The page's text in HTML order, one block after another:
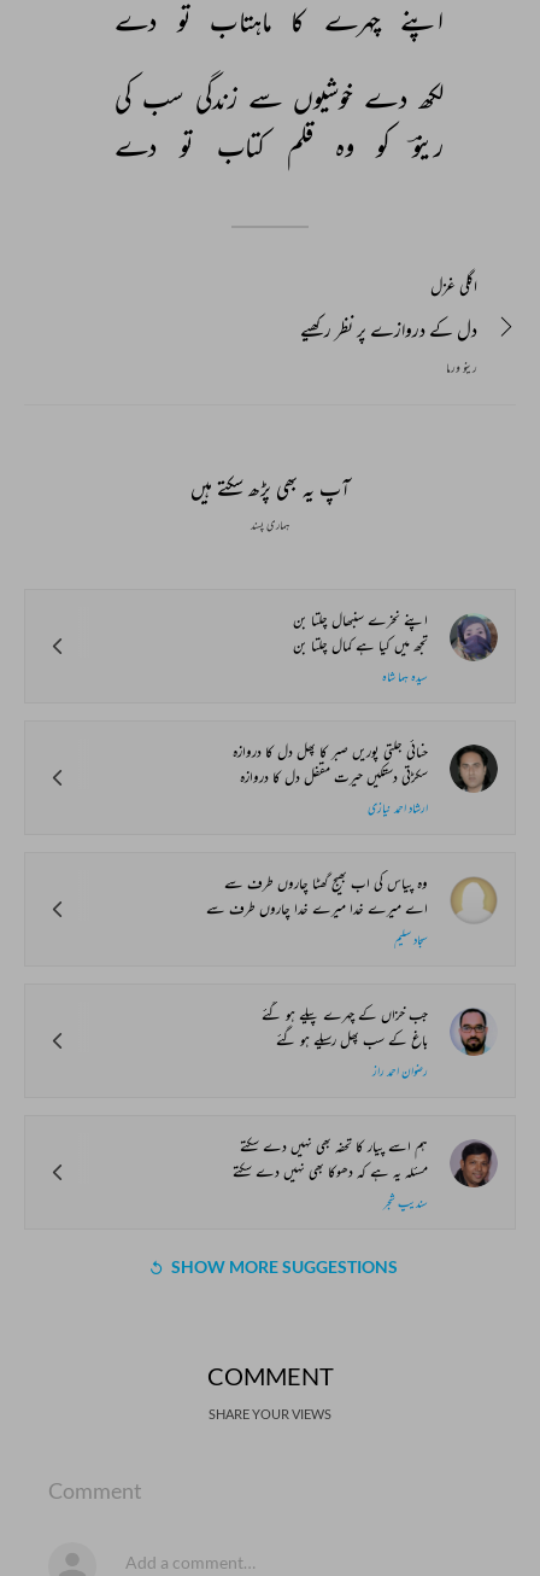
اپنے چہرے کا ماہتاب تو دے
لکھ دے خوشیوں سے زندگی سب کی
رینوؔ کو وہ قلم کتاب تو دے
اگلی غزل
دل کے دروازے پر نظر رکھیے
رینو ورما
آپ یہ بھی پڑھ سکتے ہیں
ہماری پسند
اپنے نخرے سنبھال چلتا بن
تجھ میں کیا ہے کمال چلتا بن
سیدہ ہما شاہ
حنائی جلتی پوریں صبر کا پھل دل کا دروازہ
سکڑتی دستکیں حیرت مقفل دل کا دروازہ
ارشاد احمد نیازی
وہ پیاس کی اب بھیج گھٹا چاروں طرف سے
اے میرے خدا میرے خدا چاروں طرف سے
سجاد سلیم
جب خزاں کے چہرے پیلے ہو گئے
باغ کے سب پھل رسیلے ہو گئے
رضوان احمد راز
ہم اسے پیار کا تحفہ بھی نہیں دے سکتے
مسئلہ یہ ہے کہ دھوکا بھی نہیں دے سکتے
سندیپ شجر
SHOW MORE SUGGESTIONS
COMMENT
SHARE YOUR VIEWS
Comment